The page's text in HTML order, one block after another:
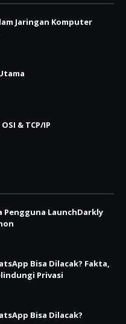
Jaringan Komputer
& TCP/IP
LaunchDarkly
Bisa Dilacak? Fakta,
Privasi
Bisa Dilacak?